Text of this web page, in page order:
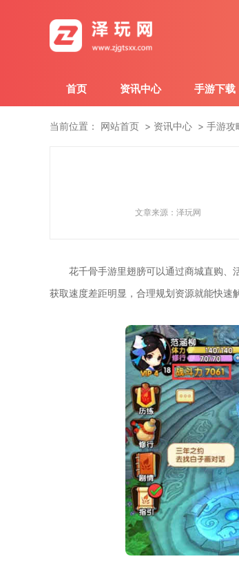
首页 资讯中心 手游下载
当前位置： 网站首页 资讯中心 手游攻
文章来源： 泽玩网
花千骨手游里翅膀可以通过商城直购、
获取速度差距明显，合理规划资源就能快速